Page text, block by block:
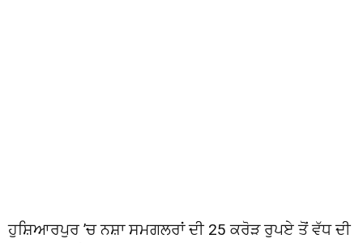
ਹੁਸ਼ਿਆਰਪੁਰ ’ਚ ਨਸ਼ਾ ਸਮਗਲਰਾਂ ਦੀ 25 ਕਰੋੜ ਰੁਪਏ ਤੋਂ ਵੱਧ ਦੀ